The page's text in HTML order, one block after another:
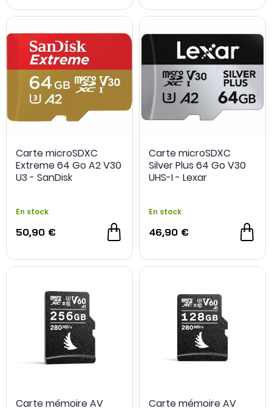
Carte microSDXC
Extreme 64 Go A2 V30
U3 - SanDisk
En stock
50,90 €
Carte microSDXC
Silver Plus 64 Go V30
UHS-I - Lexar
En stock
46,90 €
Carte mémoire AV
Carte mémoire AV